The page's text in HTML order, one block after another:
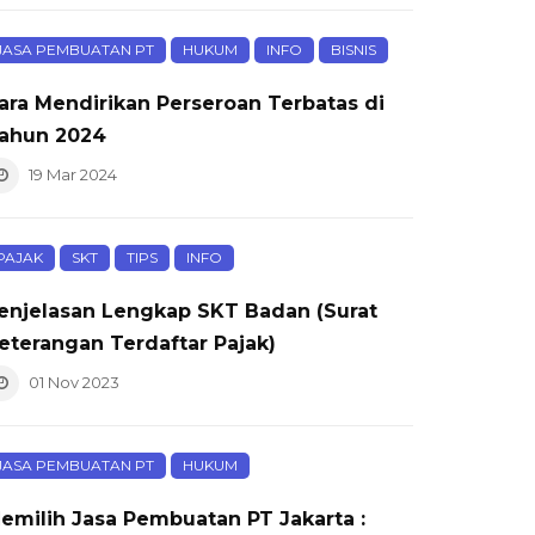
PEMBUATAN PT HUKUM INFO BISNIS
Mendirikan Perseroan Terbatas di
2024
19 Mar 2024
SKT TIPS INFO
Lengkap SKT Badan (Surat
Terdaftar Pajak)
01 Nov 2023
PEMBUATAN PT HUKUM
Jasa Pembuatan PT Jakarta :